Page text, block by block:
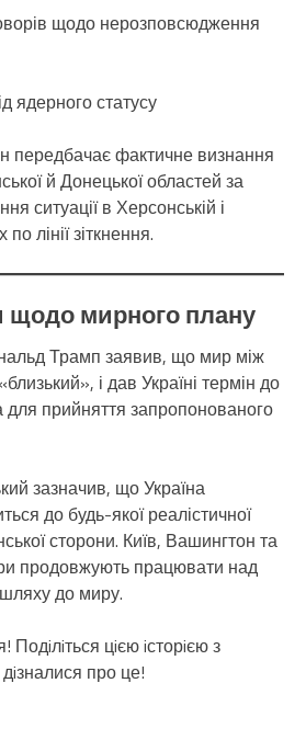
щодо нерозповсюдження
ядерного статусу
передбачає фактичне визнання
й Донецької областей за
ситуації в Херсонській і
лінії зіткнення.
щодо мирного плану
Трамп заявив, що мир між
і дав Україні термін до
для прийняття запропонованого
зазначив, що Україна
до будь-якої реалістичної
сторони. Київ, Вашингтон та
продовжують працювати над
до миру.
цiєю iсторiєю з
про це!